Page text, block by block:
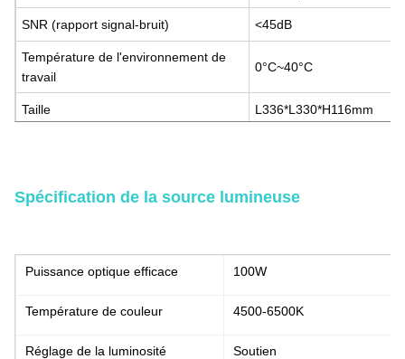
SNR (rapport signal-bruit) <45dB
Température de l'environnement de
travail
0°C~40°C
Taille L336*L330*H116mm
Spécification de la source lumineuse
Puissance optique efficace 100W
Température de couleur 4500-6500K
Réglage de la luminosité Soutien